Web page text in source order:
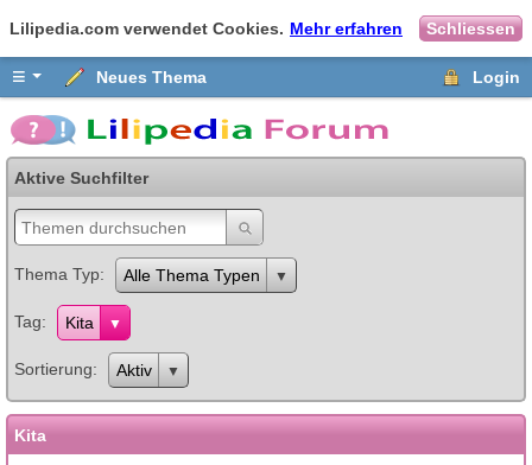
Lilipedia.com verwendet Cookies. Mehr erfahren Schliessen
≡ Neues Thema Login
Aktive Suchfilter
Thema Typ Alle Thema Typen
Tag Kita
Sortierung Aktiv
Kita